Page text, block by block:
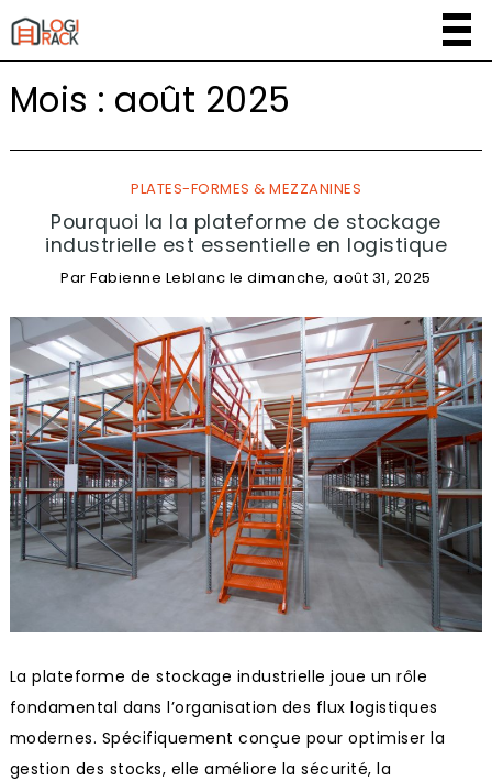
Mois : août 2025
PLATES-FORMES & MEZZANINES
Pourquoi la la plateforme de stockage
industrielle est essentielle en logistique
ParFabienne Leblanc ledimanche, août 31, 2025
La plateforme de stockage industrielle joue un rôle
fondamental dans l’organisation des flux logistiques
modernes. Spécifiquement conçue pour optimiser la
gestion des stocks, elle améliore la sécurité, la